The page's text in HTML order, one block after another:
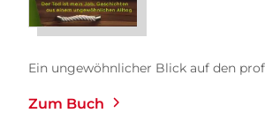
Ein ungewöhnlicher Blick auf den
Zum Buch